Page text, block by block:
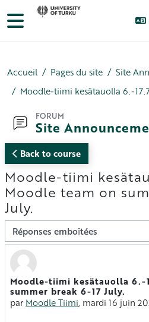
Passer au contenu principal
Panneau latéral
Accueil Pages du site
Site
FORUM
Site
Back to course
Moodle-tiimi
Moodle team on
July.
Type d’affichage
Moodle-tiimi kesätauolla 6.-
summer break 6-17 July.
par Moodle Tiimi, mardi 16 juin
Nombre de réponses : 0